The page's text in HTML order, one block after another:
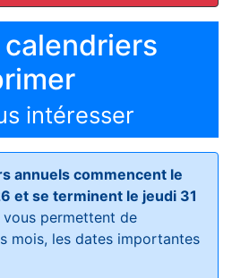
intéresser
annuels commencent le
et se terminent le jeudi 31
vous permettent de
mois, les dates importantes